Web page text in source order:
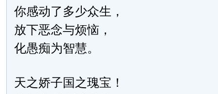
你感动了多少众生，
放下恶念与烦恼，
化愚痴为智慧。
天之娇子国之瑰宝！